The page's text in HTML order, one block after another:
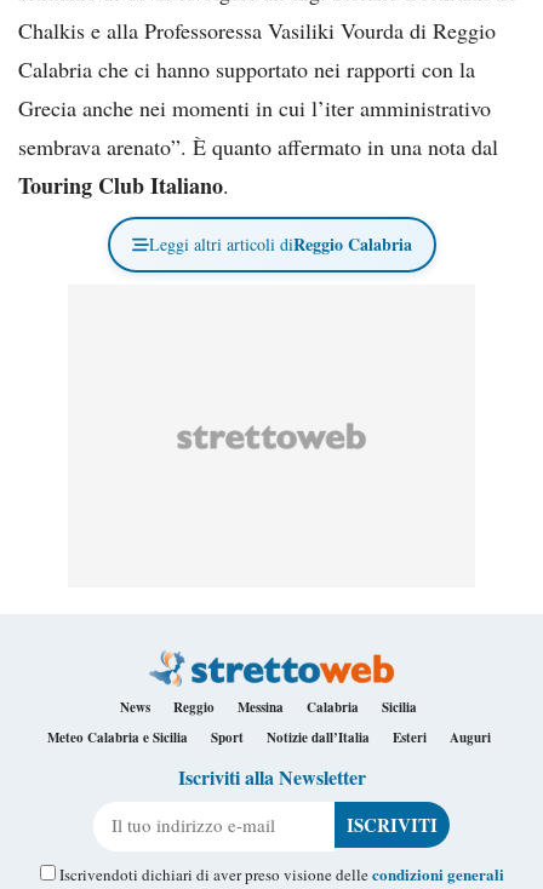
Chalkis e alla Professoressa Vasiliki Vourda di Reggio
Calabria che ci hanno supportato nei rapporti con la
Grecia anche nei momenti in cui l’iter amministrativo
sembrava arenato”. È quanto affermato in una nota dal
Touring Club Italiano.
Leggi altri articoli diReggio Calabria
News Reggio Messina Calabria
Sicilia
Meteo Calabria e Sicilia
Sport Notizie dall’Italia Esteri Auguri
Iscriviti alla Newsletter
Iscrivendoti dichiari di aver preso visione dellecondizioni generali